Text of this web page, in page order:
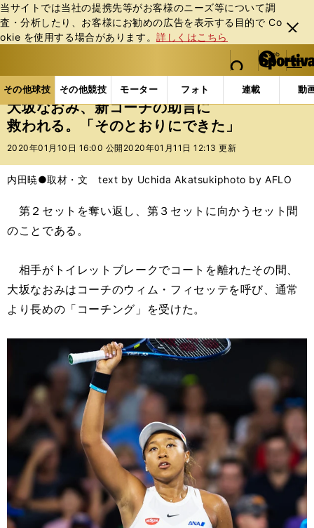
当サイトでは当社の提携先等がお客様のニーズ等について調
査・分析したり、お客様にお勧めの広告を表⽰する⽬的で Co
okie を使⽤する場合があります。詳しくはこちら
閉じ
る
web Sportiva (webスポルティーバ)
検索
マイペ
ー
ジ
メニュ
その他球技 その他競技 モーター フォト 連載 動
ス
ポ
ル
バ
その他球技の記事一覧 テニス 大坂なおみ、新コー
大坂なおみ、新コーチの助言に
救われる。「そのとおりにできた」
2020年01月10日 16:00 公開 2020年01月11日 12:13 更新
内田暁●取材・文 text by Uchida Akatsukiphoto by AFLO
第２セットを奪い返し、第３セットに向かうセット間
のことである。
相手がトイレットブレークでコートを離れたその間、
大坂なおみはコーチのウィム・フィセッテを呼び、通常
より長めの「コーチング」を受けた。